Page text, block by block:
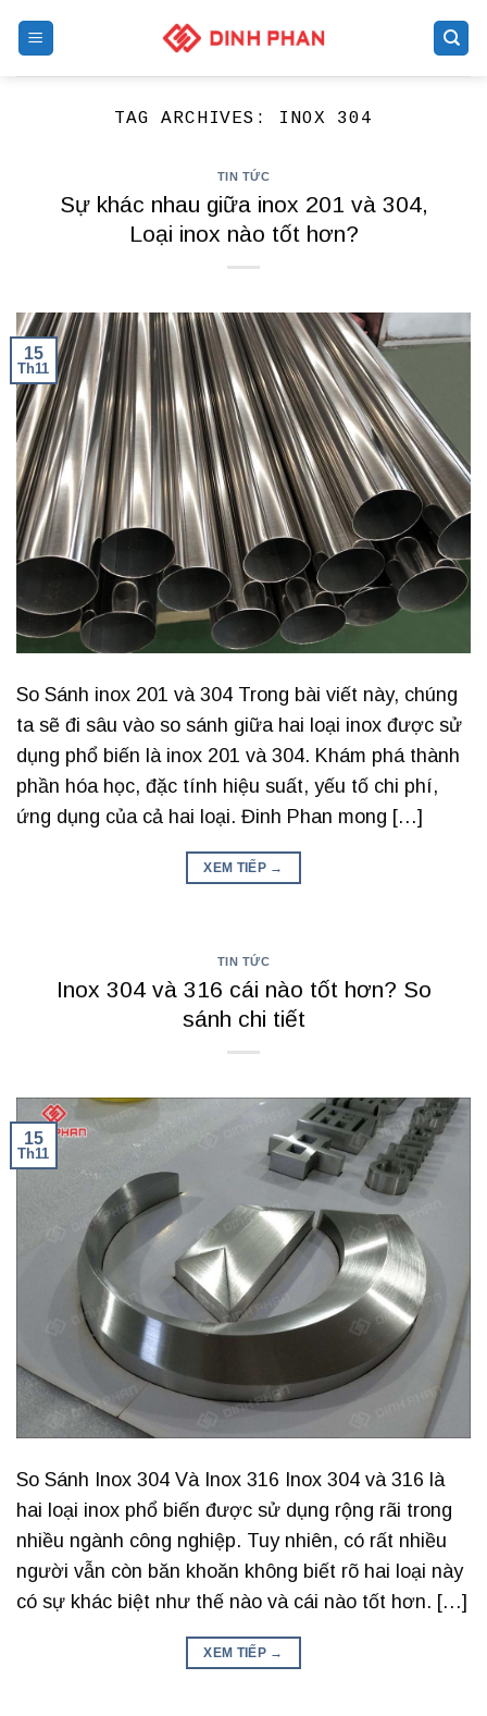
TAG ARCHIVES: INOX 304
TIN TỨC
Sự khác nhau giữa inox 201 và 304,
Loại inox nào tốt hơn?
15
Th11
So Sánh inox 201 và 304 Trong bài viết này, chúng
ta sẽ đi sâu vào so sánh giữa hai loại inox được sử
dụng phổ biến là inox 201 và 304. Khám phá thành
phần hóa học, đặc tính hiệu suất, yếu tố chi phí,
ứng dụng của cả hai loại. Đinh Phan mong […]
XEM TIẾP →
TIN TỨC
Inox 304 và 316 cái nào tốt hơn? So
sánh chi tiết
15
Th11
So Sánh Inox 304 Và Inox 316 Inox 304 và 316 là
hai loại inox phổ biến được sử dụng rộng rãi trong
nhiều ngành công nghiệp. Tuy nhiên, có rất nhiều
người vẫn còn băn khoăn không biết rõ hai loại này
có sự khác biệt như thế nào và cái nào tốt hơn. […]
XEM TIẾP →